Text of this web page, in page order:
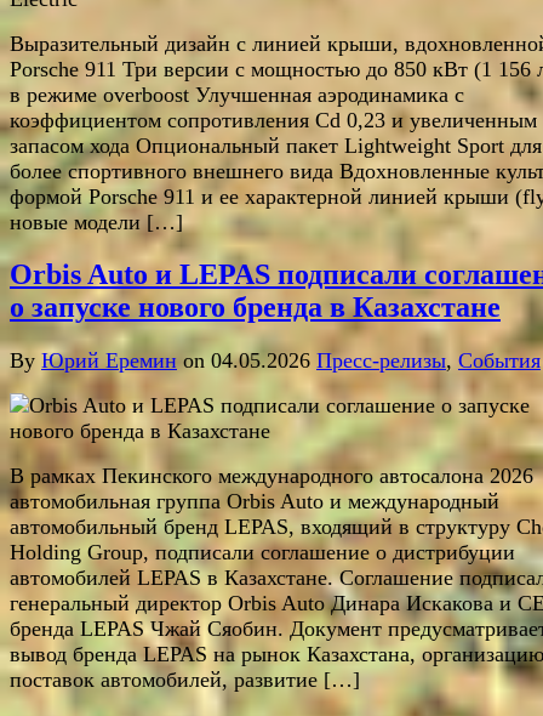
Выразительный дизайн с линией крыши,
Porsche 911 Три версии с мощностью до 850 кВт (1 156
в режиме overboost Улучшенная аэродинамика с
коэффициентом сопротивления Cd 0,23 и увеличенным
запасом хода Опциональный пакет Lightweight Sport
более спортивного внешнего вида Вдохновленные
формой Porsche 911 и ее характерной линией крыши
новые модели […]
Orbis Auto и LEPAS подписали
о запуске нового бренда в Казахстане
By Юрий Еремин on 04.05.2026 Пресс-релизы, События
В рамках Пекинского международного автосалона 2026
автомобильная группа Orbis Auto и международный
автомобильный бренд LEPAS, входящий в структуру
Holding Group, подписали соглашение о дистрибуции
автомобилей LEPAS в Казахстане. Соглашение
генеральный директор Orbis Auto Динара Искакова и
бренда LEPAS Чжай Сяобин. Документ
вывод бренда LEPAS на рынок Казахстана, организацию
поставок автомобилей, развитие […]